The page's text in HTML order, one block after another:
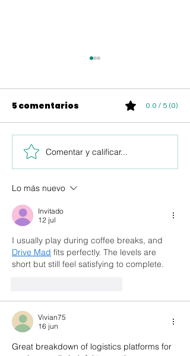
Por qué esta
herramienta es la
mejor inteligencia
escribir artículos
científicos?
5 comentarios 0.0 / 5 (0)
Comentar y calificar...
Lo más nuevo
Invitado
12 jul
I usually play during coffee breaks, and
Drive Mad fits perfectly. The levels are
short but still feel satisfying to complete.
Vivian75
16 jun
Great breakdown of logistics platforms for